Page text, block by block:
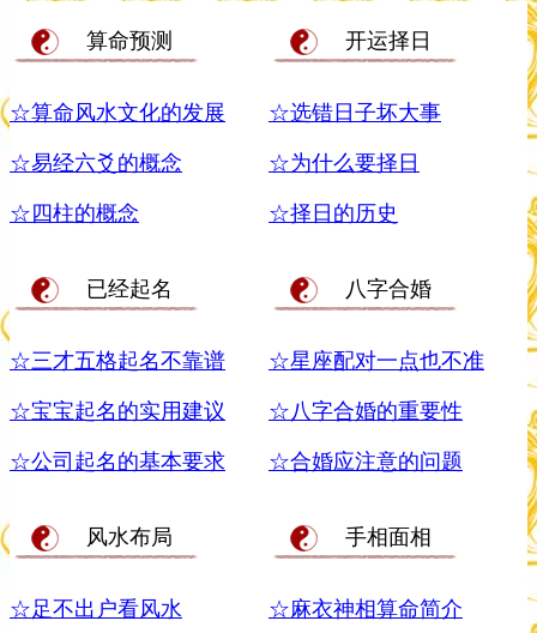
算命预测
☆算命风水文化的发展
☆易经六爻的概念
☆四柱的概念
已经起名
☆三才五格起名不靠谱
☆宝宝起名的实用建议
☆公司起名的基本要求
风水布局
☆足不出户看风水
开运择日
☆选错日子坏大事
☆为什么要择日
☆择日的历史
八字合婚
☆星座配对一点也不准
☆八字合婚的重要性
☆合婚应注意的问题
手相面相
☆麻衣神相算命简介